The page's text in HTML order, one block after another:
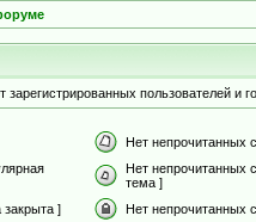
пользователей и
Нет непрочитанных
Нет непрочитанных
тема ]
]
Нет непрочитанных